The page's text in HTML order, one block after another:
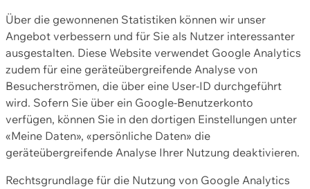
Über die gewonnenen Statistiken können wir unser
Angebot verbessern und für Sie als Nutzer interessanter
ausgestalten. Diese Website verwendet Google Analytics
zudem für eine geräteübergreifende Analyse von
Besucherströmen, die über eine User-ID durchgeführt
wird. Sofern Sie über ein Google-Benutzerkonto
verfügen, können Sie in den dortigen Einstellungen unter
«Meine Daten», «persönliche Daten» die
geräteübergreifende Analyse Ihrer Nutzung deaktivieren.
Rechtsgrundlage für die Nutzung von Google Analytics